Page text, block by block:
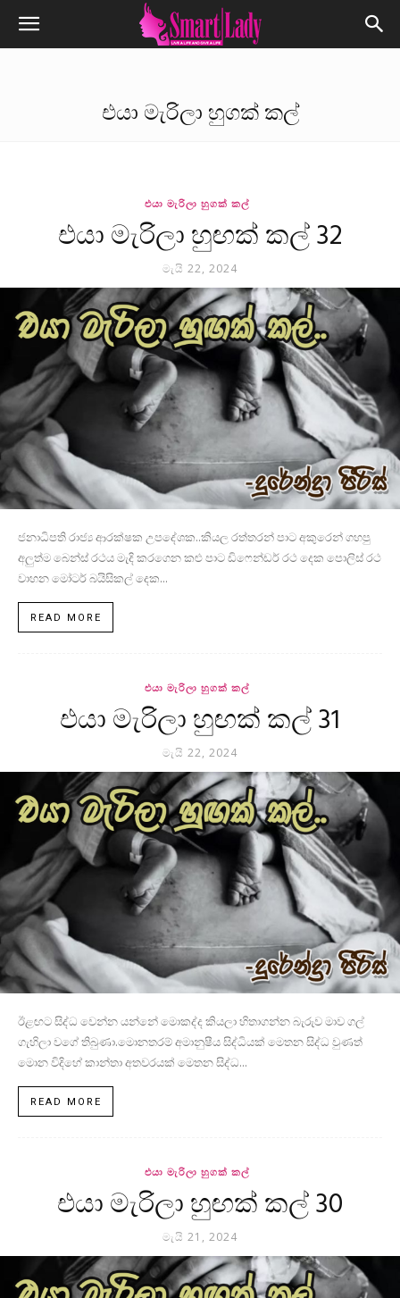
එයා මැරිලා හුගක් කල්
එයා මැරිලා හුගක් කල්
එයා මැරිලා හුඟක් කල් 32
මැයි 22, 2024
ජනාධිපති රාජ්‍ය ආරක්ෂක උපදේශක..කියල රත්තරන් පාට අකුරෙන් ගහපු
අලුත්ම බෙන්ස් රථය මැදි කරගෙන කළු පාට ඩිෆෙන්ඩර් රථ දෙක පොලිස් රථ
වාහන මෝටර් බයිසිකල් දෙක...
READ MORE
එයා මැරිලා හුගක් කල්
එයා මැරිලා හුඟක් කල් 31
මැයි 22, 2024
ඊළඟට සිද්ධ වෙන්න යන්නේ මොකද්ද කියලා හිතාගන්න බැරුව මාව ගල්
ගැහිලා වගේ තිබුණා.මොනතරම් අමානුෂීය සිද්ධියක් මෙතන සිද්ධ වුණත්
මොන විදිහේ කාන්තා අතවරයක් මෙතන සිද්ධ...
READ MORE
එයා මැරිලා හුගක් කල්
එයා මැරිලා හුඟක් කල් 30
මැයි 21, 2024